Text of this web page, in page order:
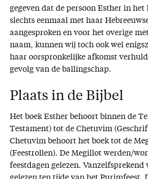
gegeven dat de persoon Esther in het
slechts eenmaal met haar
aangesproken en voor het overige
naam, kunnen wij toch ook wel
haar oorspronkelijke afkomst
gevolg van de ballingschap.
Plaats in de Bijbel
Het boek Esther behoort binnen de
Testament) tot de Chetuvim
Chetuvim behoort het boek tot de
(Feestrollen). De Megillot werden/
feestdagen gelezen. Vanzelfsprekend